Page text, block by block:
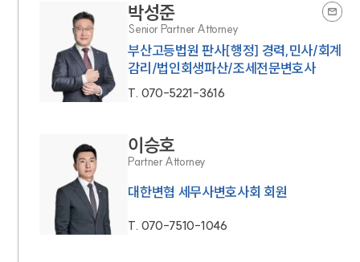
박성준
Senior Partner Attorney
부산고등법원 판사[행정] 경력,민사/회계
감리/법인회생파산/조세전문변호사
T. 070-5221-3616
이승호
Partner Attorney
대한변협 세무사변호사회 회원
T. 070-7510-1046